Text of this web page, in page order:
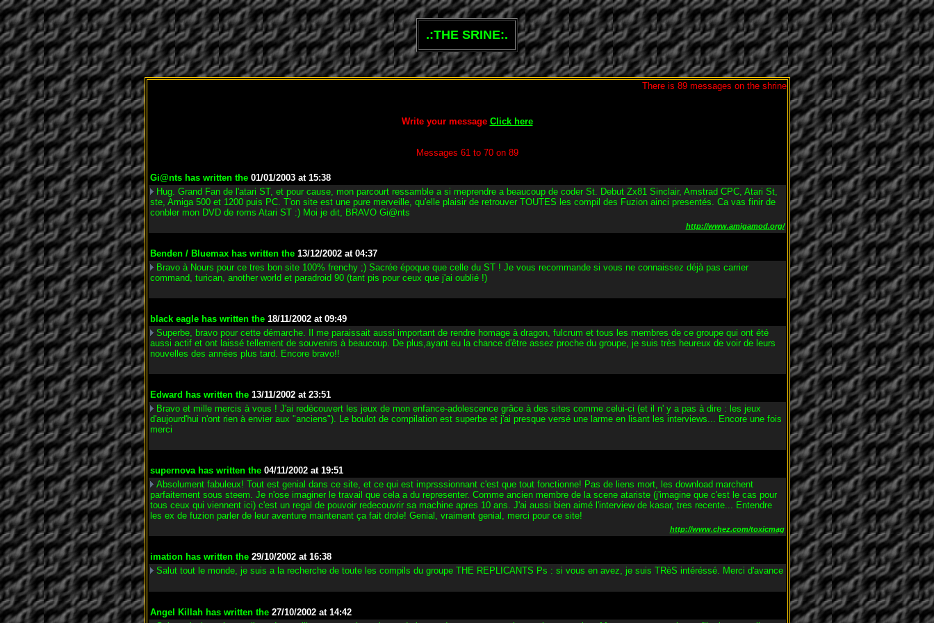
.:THE SRINE:.
There is 89 messages on the shrine
Write your message Click here
Messages 61 to 70 on 89
Gi@ntshas written the 01/01/2003 at 15:38
Hug. Grand Fan de l'atari ST, et pour cause, mon parcourt ressamble a si meprendre a beaucoup de coder St. Debut Zx81 Sinclair, Amstrad CPC, Atari St,
ste, Amiga 500 et 1200 puis PC. T'on site est une pure merveille, qu'elle plaisir de retrouver TOUTES les compil des Fuzion ainci presentés. Ca vas finir de
conbler mon DVD de roms Atari ST :) Moi je dit, BRAVO Gi@nts
http://www.amigamod.org/
Benden / Bluemaxhas written the 13/12/2002 at 04:37
Bravo à Nours pour ce tres bon site 100% frenchy ;) Sacrée époque que celle du ST ! Je vous recommande si vous ne connaissez déjà pas carrier
command, turican, another world et paradroid 90 (tant pis pour ceux que j'ai oublié !)
black eaglehas written the 18/11/2002 at 09:49
Superbe, bravo pour cette démarche. Il me paraissait aussi important de rendre homage à dragon, fulcrum et tous les membres de ce groupe qui ont été
aussi actif et ont laissé tellement de souvenirs à beaucoup. De plus,ayant eu la chance d'être assez proche du groupe, je suis très heureux de voir de leurs
nouvelles des années plus tard. Encore bravo!!
Edward has written the 13/11/2002 at 23:51
Bravo et mille mercis à vous ! J'ai redécouvert les jeux de mon enfance-adolescence grâce à des sites comme celui-ci (et il n' y a pas à dire : les jeux
d'aujourd'hui n'ont rien à envier aux "anciens"). Le boulot de compilation est superbe et j'ai presque versé une larme en lisant les interviews... Encore une fois
merci
supernovahas written the 04/11/2002 at 19:51
Absolument fabuleux! Tout est genial dans ce site, et ce qui est imprsssionnant c'est que tout fonctionne! Pas de liens mort, les download marchent
parfaitement sous steem. Je n'ose imaginer le travail que cela a du representer. Comme ancien membre de la scene atariste (j'imagine que c'est le cas pour
tous ceux qui viennent ici) c'est un regal de pouvoir redecouvrir sa machine apres 10 ans. J'ai aussi bien aimé l'interview de kasar, tres recente... Entendre
les ex de fuzion parler de leur aventure maintenant ça fait drole! Genial, vraiment genial, merci pour ce site!
http://www.chez.com/toxicmag
imationhas written the 29/10/2002 at 16:38
Salut tout le monde, je suis a la recherche de toute les compils du groupe THE REPLICANTS Ps : si vous en avez, je suis TRèS intéréssé. Merci d'avance
Angel Killahhas written the 27/10/2002 at 14:42